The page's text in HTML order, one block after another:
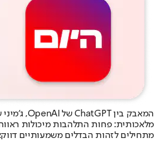
המאבק בין ChatGPT של OpenAI, ג'מיני של גוגל וקלוד של אנתרופיק כבר מזמן לא עוסק רק בשאלה איזה מודל AI חכם יותר.
מתחילים לזהות הבדלים משמעותיים